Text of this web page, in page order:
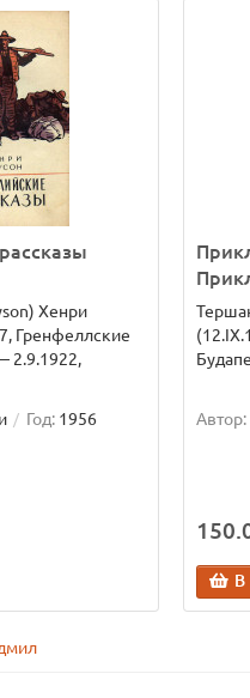
Хенри
Гренфеллские
2.9.1922,
Год: 1956 Автор:
В